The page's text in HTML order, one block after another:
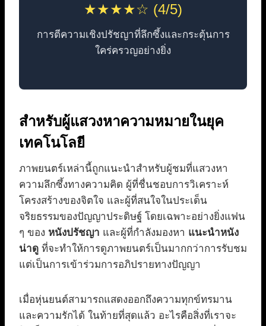
★★★★☆ (4/5)
การตีความเชิงปรัชญาที่ลึกซึ้งและกระตุ้นการ
ใคร่ครวญอย่างยิ่ง
สำหรับผู้แสวงหาความหมายในยุค
เทคโนโลยี
ภาพยนตร์เหล่านี้ถูกแนะนำสำหรับผู้ชมที่แสวงหา
ความลึกซึ้งทางความคิด ผู้ที่ชื่นชอบการวิเคราะห์
โครงสร้างของจิตใจ และผู้ที่สนใจในประเด็น
จริยธรรมของปัญญาประดิษฐ์ โดยเฉพาะอย่างยิ่งแฟน
ๆ ของ หนังปรัชญา และผู้ที่กำลังมองหา แนะนำหนัง
น่าดู ที่จะทำให้การดูภาพยนตร์เป็นมากกว่าการรับชม
แต่เป็นการเข้าร่วมการอภิปรายทางปัญญา
เมื่อหุ่นยนต์สามารถแสดงออกถึงความทุกข์ทรมาน
และความรักได้ ในท้ายที่สุดแล้ว อะไรคือสิ่งที่เราจะ